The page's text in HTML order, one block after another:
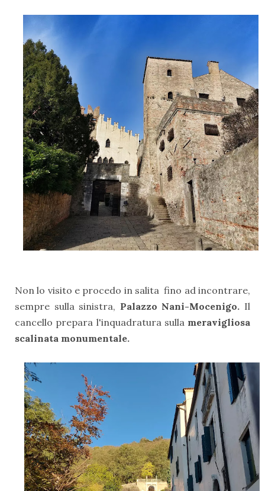
Non lo visito e procedo in salita fino ad incontrare,
sempre sulla sinistra, Palazzo Nani-Mocenigo. Il
cancello prepara l'inquadratura sullameravigliosa
scalinata monumentale.